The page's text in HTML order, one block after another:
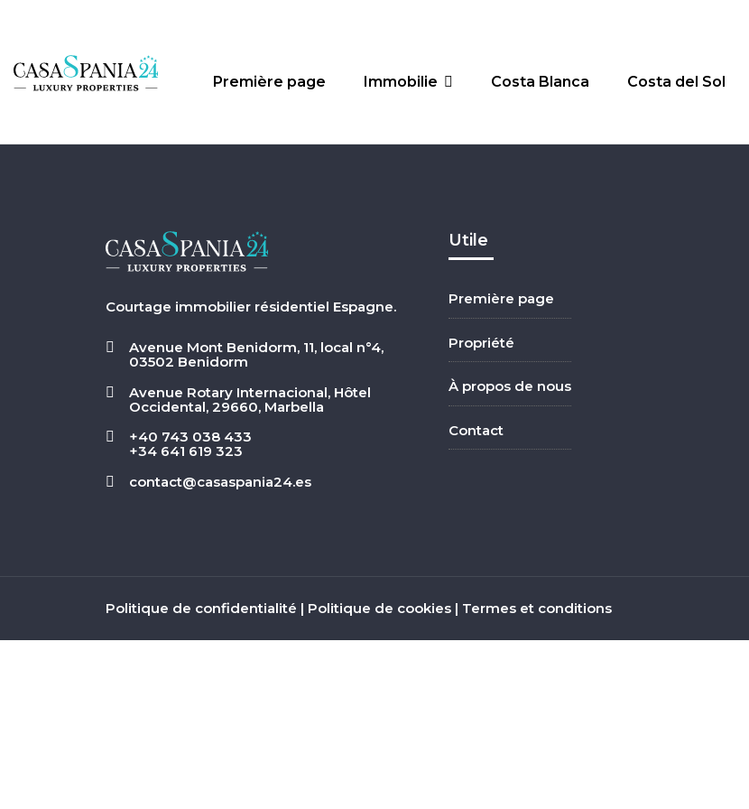
Première page Immobilie Costa Blanca Costa del Sol
Courtage immobilier résidentiel Espagne.
Avenue Mont Benidorm, 11, local n°4,
03502 Benidorm
Avenue Rotary Internacional, Hôtel
Occidental, 29660, Marbella
+40 743 038 433
+34 641 619 323
contact@casaspania24.es
Utile
Première page
Propriété
À propos de nous
Contact
Politique de confidentialité | Politique de cookies | Termes et conditions